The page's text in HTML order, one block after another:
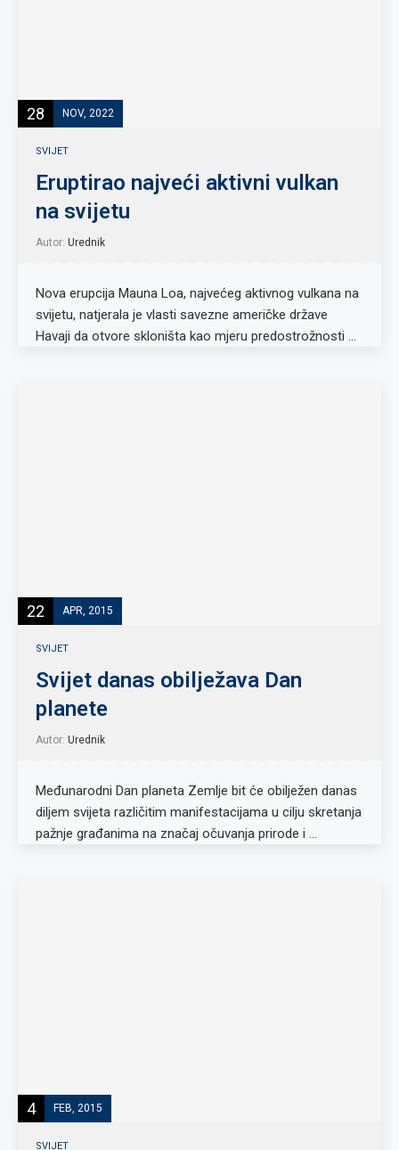
28 NOV, 2022
SVIJET
Eruptirao najveći aktivni vulkan
na svijetu
Autor: Urednik
Nova erupcija Mauna Loa, najvećeg aktivnog vulkana na
svijetu, natjerala je vlasti savezne američke države
Havaji da otvore skloništa kao mjeru predostrožnosti …
22 APR, 2015
SVIJET
Svijet danas obilježava Dan
planete
Autor: Urednik
Međunarodni Dan planeta Zemlje bit će obilježen danas
diljem svijeta različitim manifestacijama u cilju skretanja
pažnje građanima na značaj očuvanja prirode i …
4 FEB, 2015
SVIJET